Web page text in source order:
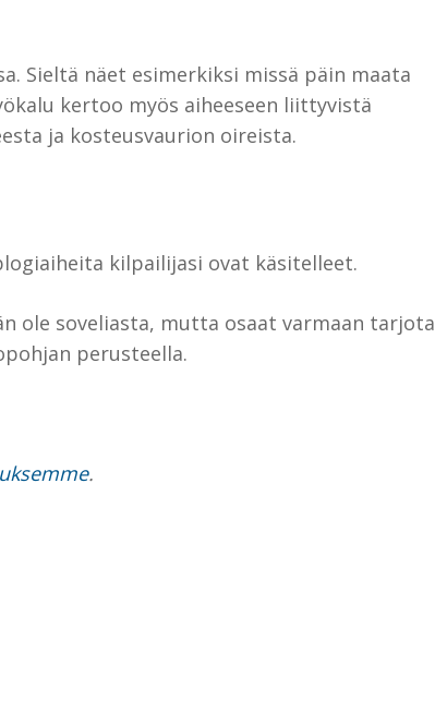
Sieltä näet esimerkiksi missä päin maata
kertoo myös aiheeseen liittyvistä
ja kosteusvaurion oireista.
kilpailijasi ovat käsitelleet.
ole soveliasta, mutta osaat varmaan tarjota
perusteella.
.